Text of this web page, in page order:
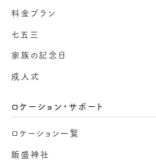
料金プラン
七五三
家族の記念日
成人式
ロケーション・サポート
ロケーション一覧
飯盛神社